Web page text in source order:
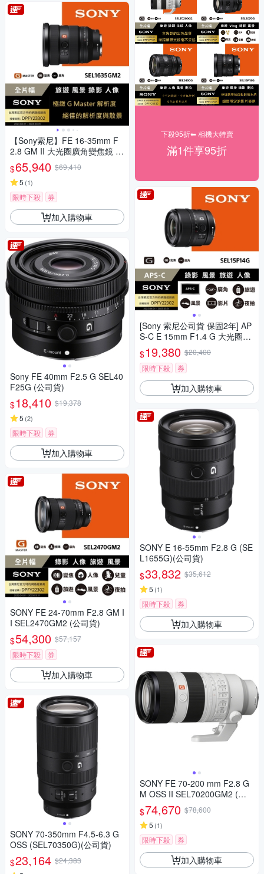
【Sony索尼】FE 16-35mm F
2.8 GM II 大光圈廣角變焦鏡 S
EL1635GM2 (公司貨 保固 24
個月)
$65,940 $69,410
5 (1)
限時下殺 券
加入購物車
Sony FE 40mm F2.5 G SEL40
F25G (公司貨)
$18,410 $19,378
5 (2)
限時下殺 券
加入購物車
SONY FE 24-70mm F2.8 GM I
I SEL2470GM2 (公司貨)
$54,300 $57,157
限時下殺
券
加入購物車
SONY 70-350mm F4.5-6.3 G
OSS (SEL70350G)(公司貨)
$23,164 $24,383
下殺95折⬅︎ 相機大特賣
滿1件享95折
[Sony 索尼公司貨 保固2年] AP
S-C E 15mm F1.4 G 大光圈廣
角定焦鏡 SEL15F14G
$19,380 $20,400
限時下殺
券
加入購物車
SONY E 16-55mm F2.8 G (SE
L1655G)(公司貨)
$33,832 $35,612
5 (1)
限時下殺 券
加入購物車
SONY FE 70-200 mm F2.8 G
M OSS II SEL70200GM2 (公
司貨)
$74,670 $78,600
5 (1)
限時下殺 券
加入購物車